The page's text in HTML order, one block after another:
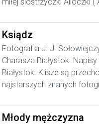
Ksiądz
Fotografia J. J.
Charasza Białystok.
Białystok. Klisze są
najstarszych znanych
Młody mężczyzna